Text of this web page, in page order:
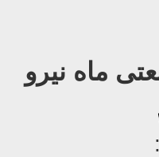
ماه نیرو